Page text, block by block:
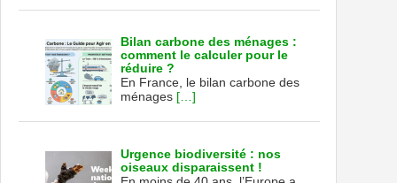
Bilan carbone des ménages :
comment le calculer pour le
réduire ?
En France, le bilan carbone des
ménages […]
Urgence biodiversité : nos
oiseaux disparaissent !